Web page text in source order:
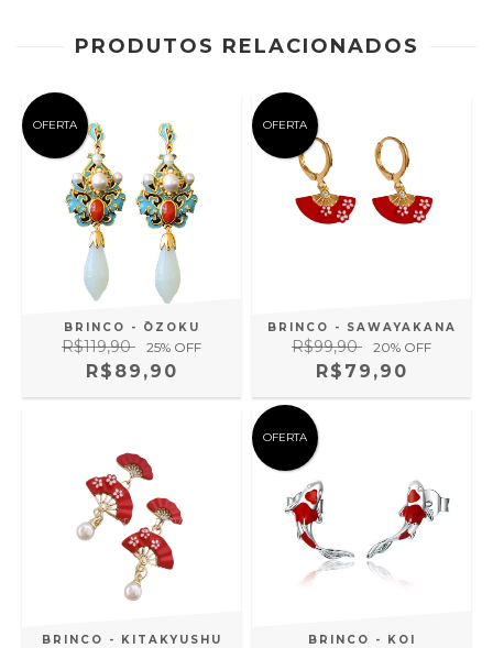
PRODUTOS RELACIONADOS
OFERTA
BRINCO - ŌZOKU
R$119,90 25% OFF
R$89,90
OFERTA
BRINCO - SAWAYAKANA
R$99,90 20% OFF
R$79,90
BRINCO - KITAKYUSHU
OFERTA
BRINCO - KOI